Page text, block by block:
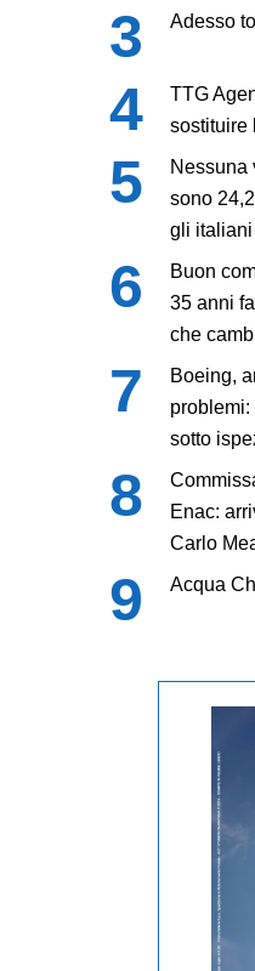
Adesso
TTG
sostituire
Nessuna
sono
gli
Buon
35 anni
che
Boeing,
problemi:
sotto
Enac:
Carlo
Acqua